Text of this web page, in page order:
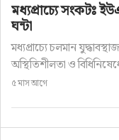
মধ্যপ্রাচ্যে সংকটঃ
ঘন্টা
মধ্যপ্রাচ্যে চলমান
অস্থিতিশীলতা ও
৫ মাস আগে